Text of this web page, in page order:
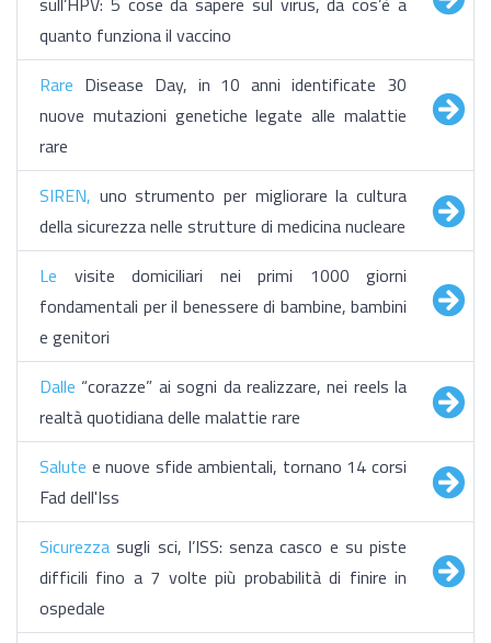
quanto funziona il vaccino
Rare Disease Day, in 10 anni identificate 30
nuove mutazioni genetiche legate alle malattie
rare
SIREN, uno strumento per migliorare la cultura
della sicurezza nelle strutture di medicina nucleare
Le visite domiciliari nei primi 1000 giorni
fondamentali per il benessere di bambine, bambini
e genitori
Dalle “corazze” ai sogni da realizzare, nei reels la
realtà quotidiana delle malattie rare
Salute e nuove sfide ambientali, tornano 14 corsi
Fad dell'Iss
Sicurezza sugli sci, l’ISS: senza casco e su piste
difficili fino a 7 volte più probabilità di finire in
ospedale